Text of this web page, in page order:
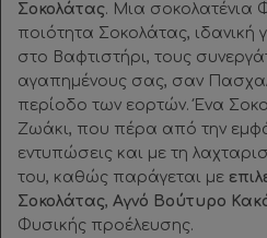
Σοκολάτας. Μια σοκολατένια
ποιότητα Σοκολάτας, ιδανική
στο Βαφτιστήρι, τους
αγαπημένους σας, σαν
περίοδο των εορτών. Ένα
Ζωάκι, που πέρα από την
εντυπώσεις και με τη
του, καθώς παράγεται με
Σοκολάτας, Αγνό Βούτυρο
Φυσικής προέλευσης.